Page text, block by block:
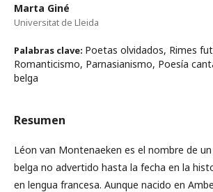
Marta Giné
Universitat de Lleida
Palabras clave: Poetas olvidados, Rimes
Romanticismo, Parnasianismo, Poesía
belga
Resumen
Léon van Montenaeken es el nombre de
belga no advertido hasta la fecha en la
en lengua francesa. Aunque nacido en